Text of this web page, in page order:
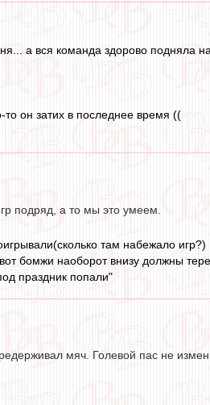
а вся команда здорово подняла
то он затих в последнее время ((
подряд, а то мы это умеем.
там набежало
бомжи наоборот внизу должны
праздник попали"
мяч. Голевой пас не